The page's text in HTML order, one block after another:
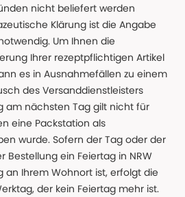
nicht beliefert werden
Klärung ist die Angabe
Um Ihnen die
Ihrer rezeptpflichtigen Artikel
es in Ausnahmefällen zu einem
des Versanddienstleisters
am nächsten Tag gilt nicht für
eine Packstation als
wurde. Sofern der Tag oder der
Bestellung ein Feiertag in NRW
an Ihrem Wohnort ist, erfolgt die
der kein Feiertag mehr ist.